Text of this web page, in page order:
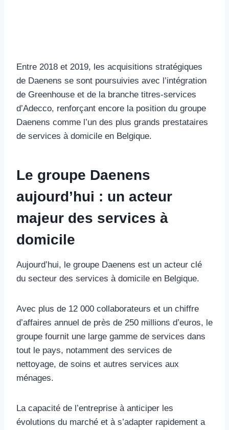
Entre 2018 et 2019, les acquisitions stratégiques
de Daenens se sont poursuivies avec l’intégration
de Greenhouse et de la branche titres-services
d’Adecco, renforçant encore la position du groupe
Daenens comme l’un des plus grands prestataires
de services à domicile en Belgique.
Le groupe Daenens
aujourd’hui : un acteur
majeur des services à
domicile
Aujourd’hui, le groupe Daenens est un acteur clé
du secteur des services à domicile en Belgique.
Avec plus de 12 000 collaborateurs et un chiffre
d’affaires annuel de près de 250 millions d’euros, le
groupe fournit une large gamme de services dans
tout le pays, notamment des services de
nettoyage, de soins et autres services aux
ménages.
La capacité de l’entreprise à anticiper les
évolutions du marché et à s’adapter rapidement a